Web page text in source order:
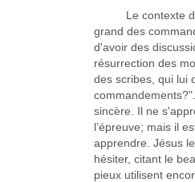
Le contexte de
grand des
d'avoir des
résurrection des
des scribes, qui lui
sincère. Il ne
l’épreuve; mais il
apprendre. Jésus
hésiter, citant le
pieux utilisent